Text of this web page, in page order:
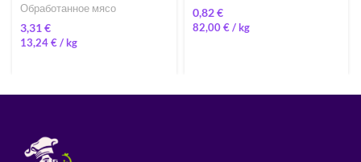
Обработанное мясо
€
13,24€/
€
82,00€ /